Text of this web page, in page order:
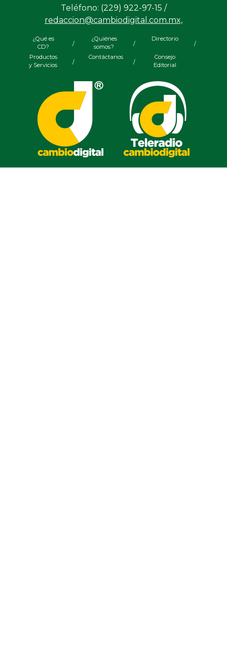
Teléfono: (229) 922-97-15 /
redaccion@cambiodigital.com.mx,
¿Qué es
CD?
/
¿Quiénes
somos?
/
Directorio
/
Productos
y Servicios
/
Contáctanos
/
Consejo
Editorial